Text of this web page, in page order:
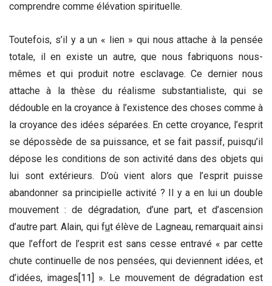
comprendre comme élévation spirituelle.
Toutefois, s’il y a un « lien » qui nous attache à la pensée
totale, il en existe un autre, que nous fabriquons nous-
mêmes et qui produit notre esclavage. Ce dernier nous
attache à la thèse du réalisme substantialiste, qui se
dédouble en la croyance à l’existence des choses comme à
la croyance des idées séparées. En cette croyance, l’esprit
se dépossède de sa puissance, et se fait passif, puisqu’il
dépose les conditions de son activité dans des objets qui
lui sont extérieurs. D’où vient alors que l’esprit puisse
abandonner sa principielle activité ? Il y a en lui un double
mouvement : de dégradation, d’une part, et d’ascension
d’autre part. Alain, qui fut élève de Lagneau, remarquait ainsi
que l’effort de l’esprit est sans cesse entravé « par cette
chute continuelle de nos pensées, qui deviennent idées, et
d’idées, images [11] ». Le mouvement de dégradation est